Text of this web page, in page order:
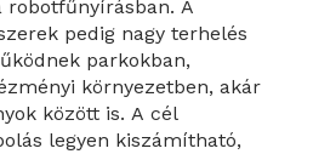
A
pedig nagy terhelés
parkokban,
környezetben, akár
között is. A cél
legyen kiszámítható,